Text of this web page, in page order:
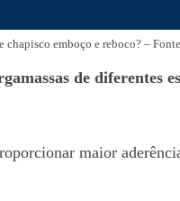
chapisco emboço e reboco? –
de diferentes
maior